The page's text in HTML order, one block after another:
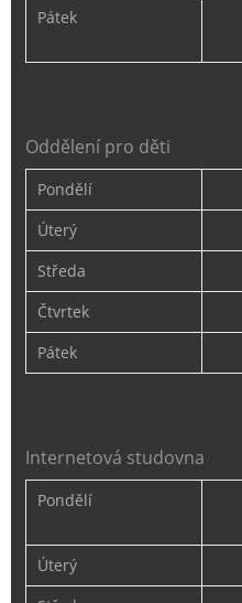
Pátek
Oddělení pro děti
Pondělí
Úterý
Středa
Čtvrtek
Pátek
Internetová studovna
Pondělí
Úterý